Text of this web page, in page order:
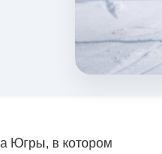
Югры, в котором